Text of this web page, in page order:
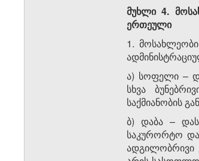
მუხლი 4.
ერთეული
1.
ა) სოფელი –
სხვა
საქმიანობის
ბ) დაბა –
საკურორტო
ადგილობრივი